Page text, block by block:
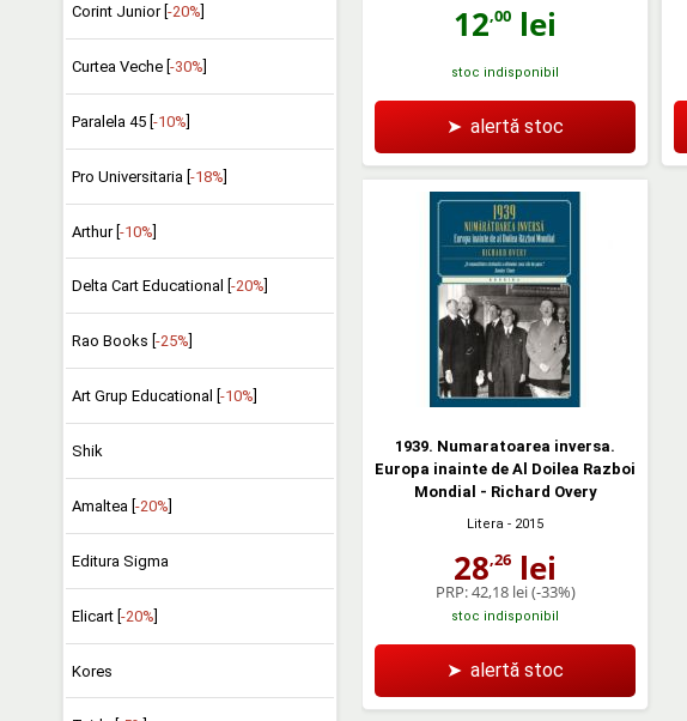
Corint Junior [ -20%
Curtea Veche [ -30%
Paralela 45 [ -10%
Pro Universitaria [-18%]
Arthur [-10%]
Delta Cart Educational [ -20%
Rao Books [ -25%
Art Grup Educational [ -10%
Shik
Amaltea [ -20%
Editura Sigma
Elicart [-20%]
Kores
12,00 lei
stoc indisponibil
➤ alertă stoc
1939. Numaratoarea inversa.
Europa inainte de Al Doilea Razboi
Mondial - Richard Overy
Litera - 2015
28,26 lei
PRP:42,18 lei(-33%)
stoc indisponibil
➤ alertă stoc